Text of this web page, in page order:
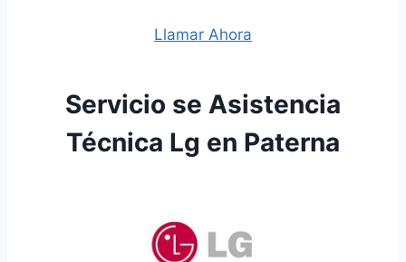
Llamar Ahora
Servicio se Asistencia
Técnica Lg en Paterna